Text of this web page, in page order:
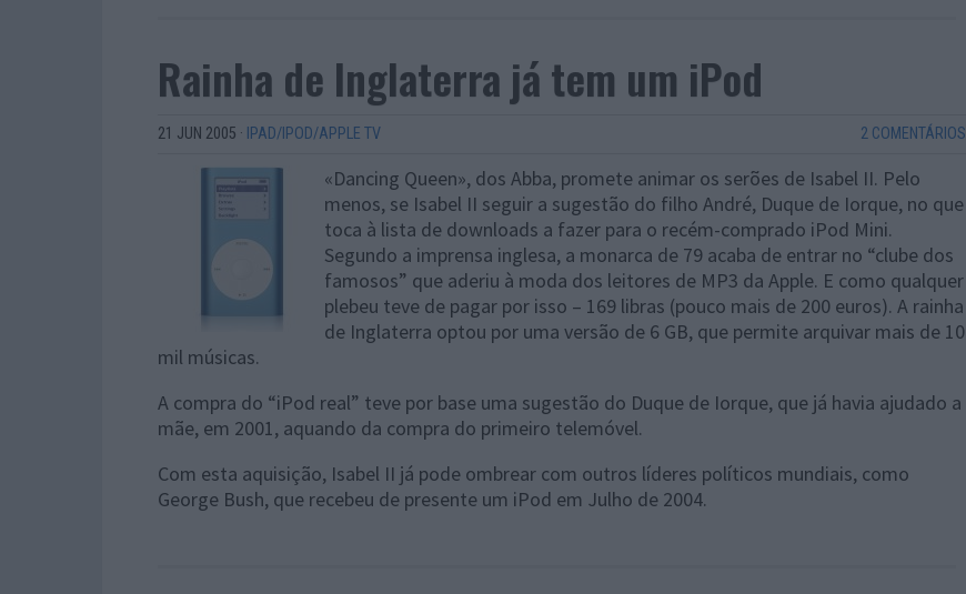
Rainha de Inglaterra já tem um iPod
21 JUN 2005 · IPAD/IPOD/APPLE TV 2 COMENTÁRIOS
«Dancing Queen», dos Abba, promete animar os serões de Isabel II. Pelo
menos, se Isabel II seguir a sugestão do filho André, Duque de Iorque, no que
toca à lista de downloads a fazer para o recém-comprado iPod Mini.
Segundo a imprensa inglesa, a monarca de 79 acaba de entrar no “clube dos
famosos” que aderiu à moda dos leitores de MP3 da Apple. E como qualquer
plebeu teve de pagar por isso – 169 libras (pouco mais de 200 euros). A rainha
de Inglaterra optou por uma versão de 6 GB, que permite arquivar mais de 10
mil músicas.
A compra do “iPod real” teve por base uma sugestão do Duque de Iorque, que já havia ajudado a
mãe, em 2001, aquando da compra do primeiro telemóvel.
Com esta aquisição, Isabel II já pode ombrear com outros líderes políticos mundiais, como
George Bush, que recebeu de presente um iPod em Julho de 2004.